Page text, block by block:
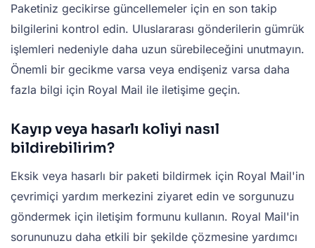
Paketiniz gecikirse güncellemeler için en son takip
bilgilerini kontrol edin. Uluslararası gönderilerin gümrük
işlemleri nedeniyle daha uzun sürebileceğini unutmayın.
Önemli bir gecikme varsa veya endişeniz varsa daha
fazla bilgi için Royal Mail ile iletişime geçin.
Kayıp veya hasarlı koliyi nasıl
bildirebilirim?
Eksik veya hasarlı bir paketi bildirmek için Royal Mail'in
çevrimiçi yardım merkezini ziyaret edin ve sorgunuzu
göndermek için iletişim formunu kullanın. Royal Mail'in
sorununuzu daha etkili bir şekilde çözmesine yardımcı